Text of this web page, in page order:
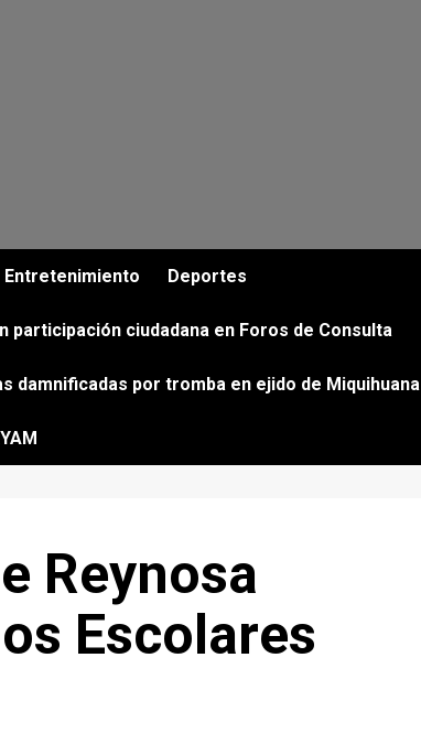
Entretenimiento Deportes
ciudadana en Foros de Consulta
damnificadas por tromba en ejido de Miquihuana
Reynosa
Escolares